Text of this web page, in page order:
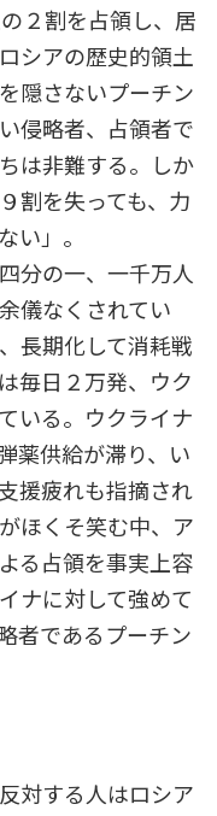
２割を占領し、居
シアの歴史的領土
隠さないプーチン
侵略者、占領者で
は非難する。しか
割を失っても、力
い」。
分の一、一千万人
儀なくされてい
長期化して消耗戦
毎日２万発、ウク
いる。ウクライナ
薬供給が滞り、い
援疲れも指摘され
ほくそ笑む中、ア
る占領を事実上容
ナに対して強めて
者であるプーチン
対する人はロシア